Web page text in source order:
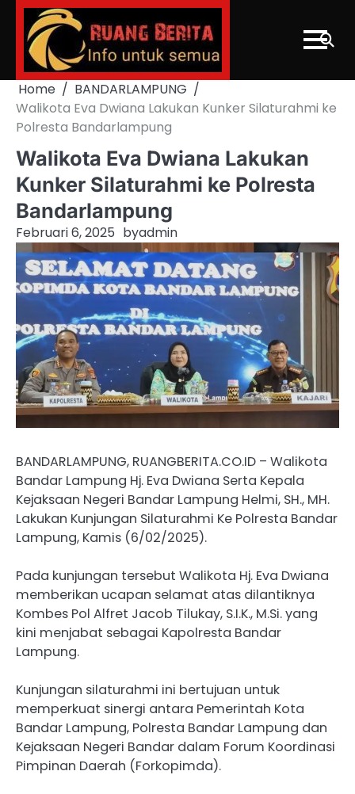
Skip
content
Home
BANDARLAMPUNG
Walikota Eva Dwiana Lakukan Kunker Silaturahmi ke
Polresta Bandarlampung
Walikota Eva Dwiana Lakukan
Kunker Silaturahmi ke Polresta
Bandarlampung
Februari 6, 2025 byadmin
BANDARLAMPUNG, RUANGBERITA.CO.ID – Walikota
Bandar Lampung Hj. Eva Dwiana Serta Kepala
Kejaksaan Negeri Bandar Lampung Helmi, SH., MH.
Lakukan Kunjungan Silaturahmi Ke Polresta Bandar
Lampung, Kamis (6/02/2025).
Pada kunjungan tersebut Walikota Hj. Eva Dwiana
memberikan ucapan selamat atas dilantiknya
Kombes Pol Alfret Jacob Tilukay, S.I.K., M.Si. yang
kini menjabat sebagai Kapolresta Bandar
Lampung.
Kunjungan silaturahmi ini bertujuan untuk
memperkuat sinergi antara Pemerintah Kota
Bandar Lampung, Polresta Bandar Lampung dan
Kejaksaan Negeri Bandar dalam Forum Koordinasi
Pimpinan Daerah (Forkopimda).